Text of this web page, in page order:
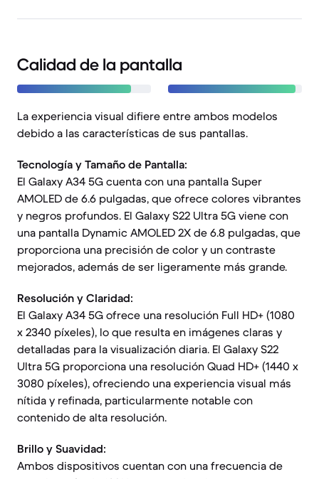
Calidad de la pantalla
La experiencia visual difiere entre ambos modelos
debido a las características de sus pantallas.
Tecnología y Tamaño de Pantalla:
El Galaxy A34 5G cuenta con una pantalla Super
AMOLED de 6.6 pulgadas, que ofrece colores vibrantes
y negros profundos. El Galaxy S22 Ultra 5G viene con
una pantalla Dynamic AMOLED 2X de 6.8 pulgadas, que
proporciona una precisión de color y un contraste
mejorados, además de ser ligeramente más grande.
Resolución y Claridad:
El Galaxy A34 5G ofrece una resolución Full HD+ (1080
x 2340 píxeles), lo que resulta en imágenes claras y
detalladas para la visualización diaria. El Galaxy S22
Ultra 5G proporciona una resolución Quad HD+ (1440 x
3080 píxeles), ofreciendo una experiencia visual más
nítida y refinada, particularmente notable con
contenido de alta resolución.
Brillo y Suavidad:
Ambos dispositivos cuentan con una frecuencia de